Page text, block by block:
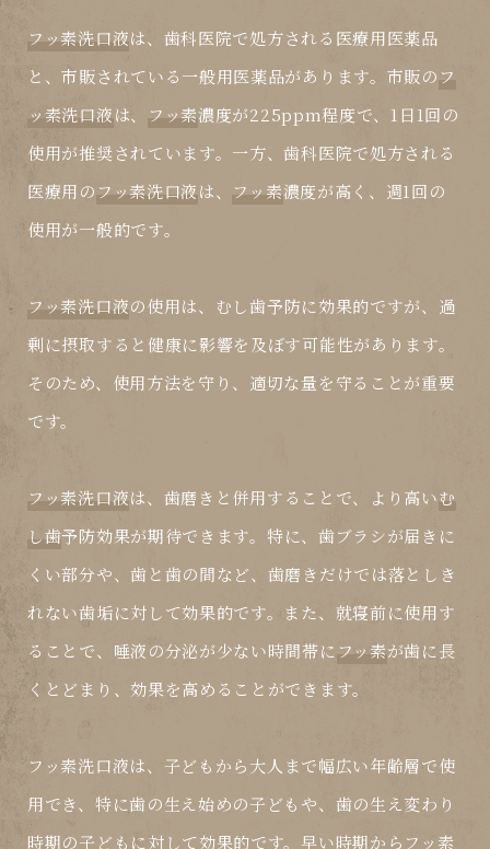
フッ素洗口液は、歯科医院で処方される医療用医薬品
と、市販されている一般用医薬品があります。市販のフ
ッ素洗口液は、 フッ素濃度が225ppm程度で、1日1回の
使用が推奨されています。一方、歯科医院で処方される
医療用のフッ素洗口液は、 フッ素濃度が高く、週1回の
使用が一般的です。
フッ素洗口液の使用は、 むし歯予防に効果的ですが、過
剰に摂取すると健康に影響を及ぼす可能性があります。
そのため、使用方法を守り、適切な量を守ることが重要
です。
フッ素洗口液は、歯磨きと併用することで、より高いむ
し歯予防効果が期待できます。特に、歯ブラシが届きに
くい部分や、歯と歯の間など、歯磨きだけでは落としき
れない歯垢に対して効果的です。また、就寝前に使用す
ることで、唾液の分泌が少ない時間帯に フッ素が歯に長
くとどまり、効果を高めることができます。
フッ素洗口液は、子どもから大人まで幅広い年齢層で使
用でき、特に歯の生え始めの子どもや、歯の生え変わり
時期の子どもに対して効果的です。早い時期から フッ素